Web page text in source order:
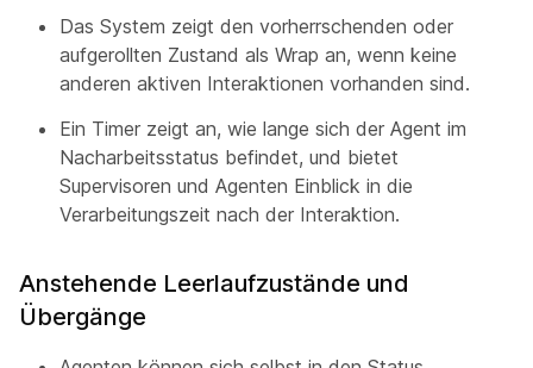
Das System zeigt den vorherrschenden oder
aufgerollten Zustand als Wrap an, wenn keine
anderen aktiven Interaktionen vorhanden sind.
Ein Timer zeigt an, wie lange sich der Agent im
Nacharbeitsstatus befindet, und bietet
Supervisoren und Agenten Einblick in die
Verarbeitungszeit nach der Interaktion.
Anstehende Leerlaufzustände und
Übergänge